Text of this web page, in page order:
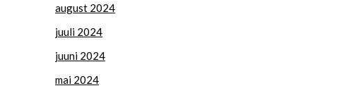
august 2024
juuli 2024
juuni 2024
mai 2024